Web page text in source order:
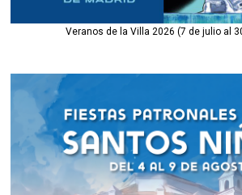
Veranos de la Villa 2026 (7 de julio al